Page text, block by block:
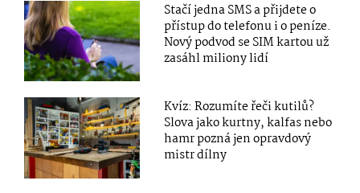
Stačí jedna SMS a přijdete o
přístup do telefonu i o peníze.
Nový podvod se SIM kartou už
zasáhl miliony lidí
Kvíz: Rozumíte řeči kutilů?
Slova jako kurtny, kalfas nebo
hamr pozná jen opravdový
mistr dílny